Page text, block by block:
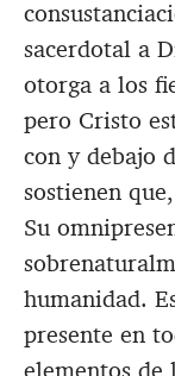
sacerdotal a
otorga a los
pero Cristo
con y debajo
sostienen
Su
humanidad.
presente en